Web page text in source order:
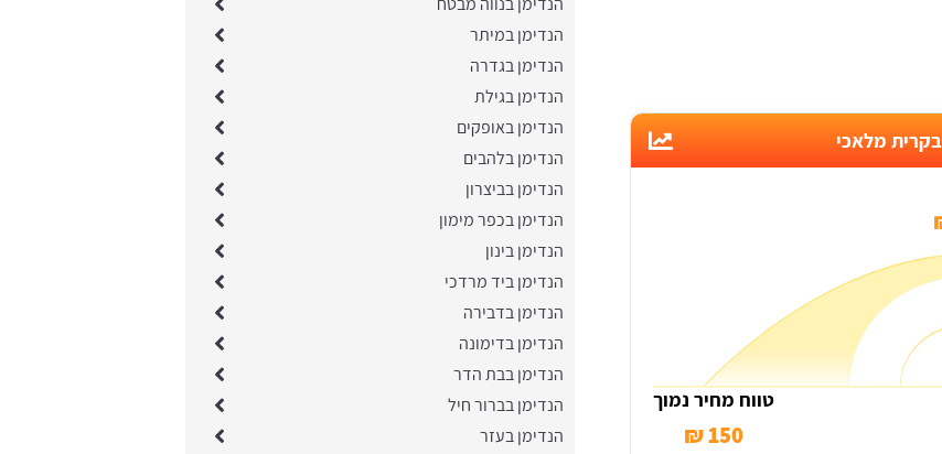
מלאכי
טווח מחיר נמוך
150 ₪
הנדימן במיתר
הנדימן בגדרה
הנדימן בגילת
הנדימן באופקים
הנדימן בלהבים
הנדימן בביצרון
הנדימן בכפר מימון
הנדימן בינון
הנדימן ביד מרדכי
הנדימן בדבירה
הנדימן בדימונה
הנדימן בבת הדר
הנדימן בברור חיל
הנדימן בעזר